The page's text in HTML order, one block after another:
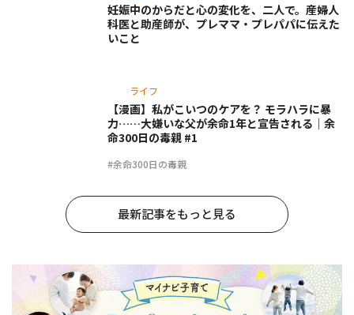
妊娠中のからだと心の変化を、二人で。産婦人
科医と助産師が、プレママ・プレパパに伝えた
いこと
ライフ
#余命300日の毒親
【漫画】私がこいつのケアを？ モラハラに暴
力……大嫌いな父が余命1年と宣告される｜余
命300日の毒親 #1
最新記事をもっと見る